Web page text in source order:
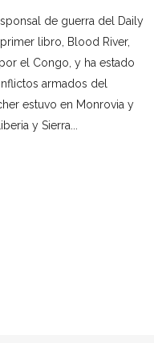
de guerra del Daily
libro, Blood River,
el Congo, y ha estado
armados del
estuvo en Monrovia y
y Sierra...